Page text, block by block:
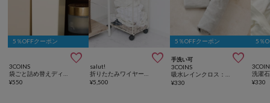
5％OFFクーポン

3COINS
¥550

salut!
¥5,500
5％OFFクーポン
手洗い可 
3COINS
¥330
5％
洗濯
¥330